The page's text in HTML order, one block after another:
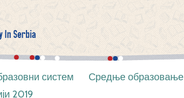
систем Средње образовање
2019